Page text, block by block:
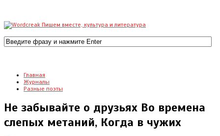
Главная
Журналы
Разные поэты
Не забывайте о друзьях Во времена
слепых метаний, Когда в чужих